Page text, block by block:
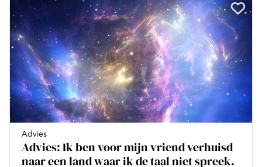
Advies
Advies: Ik ben voor mijn vriend verhuisd
naar een land waar ik de taal niet spreek.